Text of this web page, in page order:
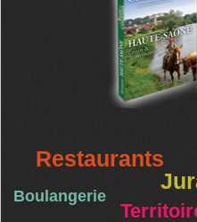
Restaurants
Boulangerie